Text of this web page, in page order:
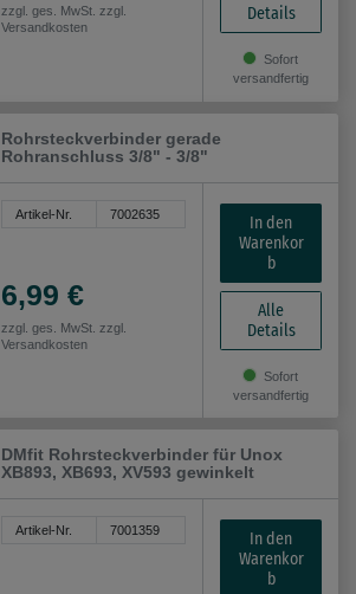
zzgl. ges. MwSt. zzgl.
Versandkosten
Details
Sofort
versandfertig
Rohrsteckverbinder gerade
Rohranschluss 3/8" - 3/8"
Artikel-Nr. 7002635
6,99 €
zzgl. ges. MwSt. zzgl.
Versandkosten
In den
Warenkor
b
Alle
Details
Sofort
versandfertig
DMfit Rohrsteckverbinder für Unox
XB893, XB693, XV593 gewinkelt
Artikel-Nr. 7001359
In den
Warenkor
b